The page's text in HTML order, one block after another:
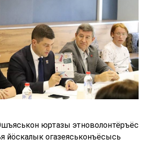
юртазы этноволонтёръёс
йӧскалык огазеяськонъёсысь